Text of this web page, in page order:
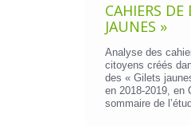
CAHIERS
JAUNES »
Analyse des
citoyens créés
des « Gilets
en 2018-2019, en
sommaire de